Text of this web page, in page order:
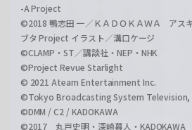
-A Project
©2018 鴨志田 一／ＫＡＤＯＫＡＷＡ アス
ブタ Project イラスト／溝口ケージ
©CLAMP・ST／講談社・NEP・NHK
©Project Revue Starlight
© 2021 Ateam Entertainment Inc.
©Tokyo Broadcasting System Television,
©DMM / C2 / KADOKAWA
©2017 丸戸史明・深崎暮人・KADOKAWA